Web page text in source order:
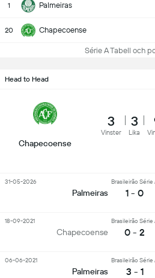
1 Palmeiras
20 Chapecoense
Série A Tabell och
Head to Head
Chapecoense
3
Vinster
3
Lika
Palmeiras
Brasileirão Série
1 - 0
31-05-2026
Chapecoense
Brasileirão Série
0 - 2
18-09-2021
Palmeiras
Brasileirão Série
3 - 1
06-06-2021